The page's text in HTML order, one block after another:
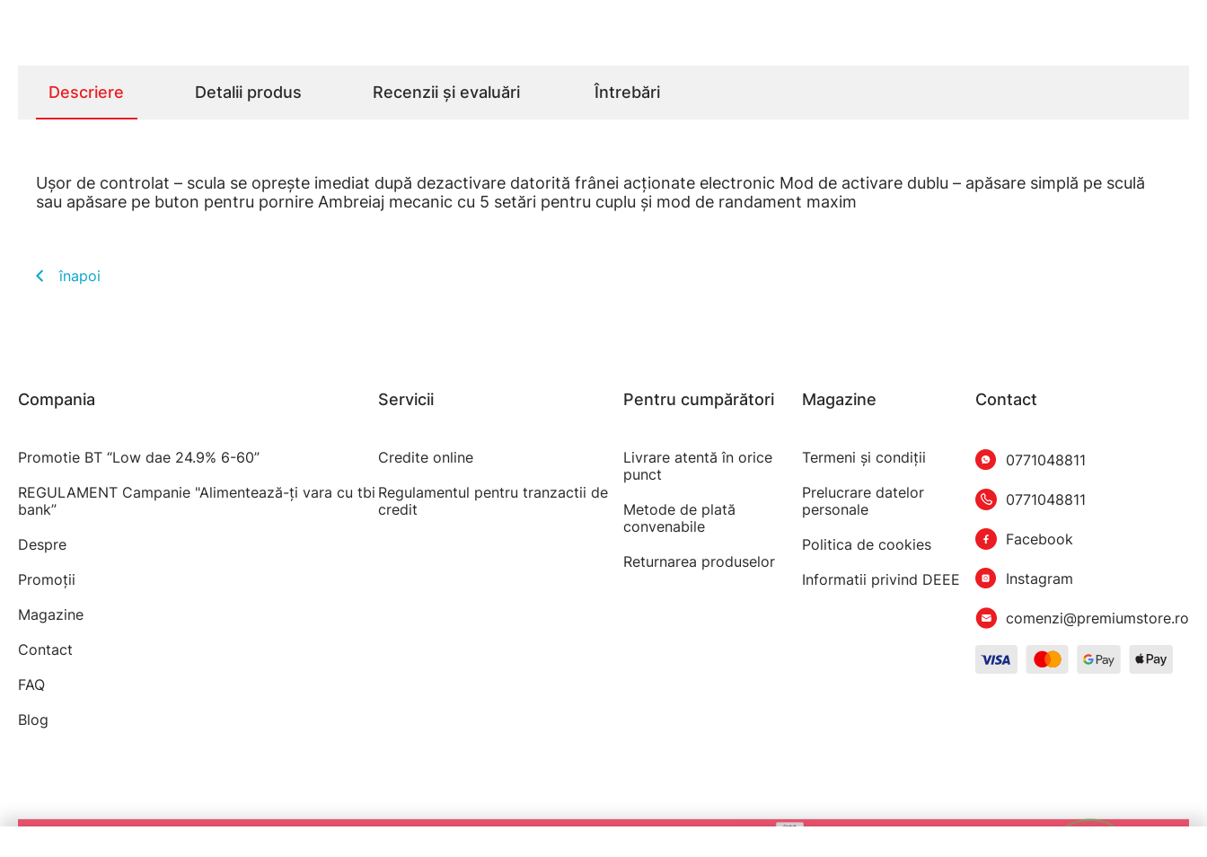
Descriere Detalii produs Recenzii și evaluări Întrebări
Uşor de controlat – scula se opreşte imediat după dezactivare datorită frânei acţionate electronic Mod de activare dublu – apăsare simplă pe sculă
sau apăsare pe buton pentru pornire Ambreiaj mecanic cu 5 setări pentru cuplu şi mod de randament maxim
înapoi
Compania
Promotie BT “Low dae 24.9% 6-60”
REGULAMENT Campanie "Alimentează-ți vara cu tbi
bank”
Despre
Promoții
Magazine
Contact
FAQ
Blog
Servicii
Credite online
Regulamentul pentru tranzactii de
credit
Pentru cumpărători
Livrare atentă în orice
punct
Metode de plată
convenabile
Returnarea produselor
Magazine
Termeni şi condiţii
Prelucrare datelor
personale
Politica de cookies
Informatii privind DEEE
Contact
0771048811
0771048811
Facebook
Instagram
comenzi@premiumstore.ro